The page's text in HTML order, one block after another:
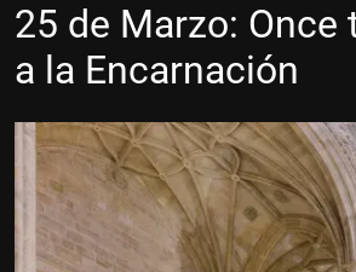
25 de Marzo:
a la Encarnación